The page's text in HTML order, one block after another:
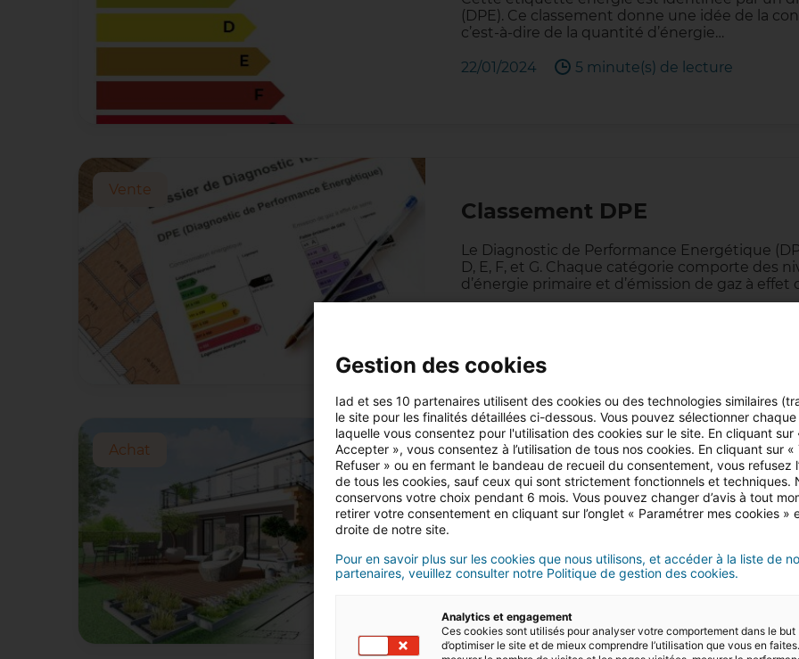
(DPE). Ce classement donne une idée de la
c’est-à-dire de la quantité d’énergie…
22/01/2024 5 minute(s) de lecture
Vente
Classement DPE
Le Diagnostic de Performance Energétique
D, E, F, et G. Chaque catégorie comporte des
d’énergie primaire et d’émission de gaz à
Achat
Tout savoir sur la RE 2020
Entrée en vigueur au 1er janvier 2022, la RE
2020, a pour objectif de réduire l’empreinte
pour lutter contre le réchauffement
29/09/2022 6 minute(s) de lecture
Gestion des cookies
Iad et ses 10 partenaires utilisent des cookies ou des technologies similaires
le site pour les finalités détaillées ci-dessous. Vous pouvez sélectionner
laquelle vous consentez pour l'utilisation des cookies sur le site. En cliquant sur
Accepter », vous consentez à l’utilisation de tous nos cookies. En cliquant sur «
Refuser » ou en fermant le bandeau de recueil du consentement, vous refusez
de tous les cookies, sauf ceux qui sont strictement fonctionnels et techniques.
conservons votre choix pendant 6 mois. Vous pouvez changer d’avis à tout
retirer votre consentement en cliquant sur l’onglet « Paramétrer mes cookies »
droite de notre site.
Pour en savoir plus sur les cookies que nous utilisons, et accéder à la liste de
partenaires, veuillez consulter notre Politique de gestion des cookies.
Analytics et engagement
Ces cookies sont utilisés pour analyser votre comportement dans le but
d’optimiser le site et de mieux comprendre l’utilisation que vous en